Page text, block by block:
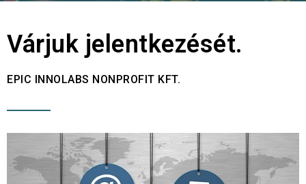
Várjuk jelentkezését.
EPIC INNOLABS NONPROFIT KFT.